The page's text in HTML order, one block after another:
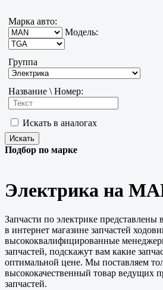
Марка авто:
Модель:
Группа
Название \ Номер:
Искать в аналогах
Подбор по марке
Электрика на
Запчасти по электрике
в интернет магазине запчастей
высококвалифицированные
запчастей, подскажут вам какие
оптимальной цене. Мы поставляем
высококачественный товар ведущих
запчастей.